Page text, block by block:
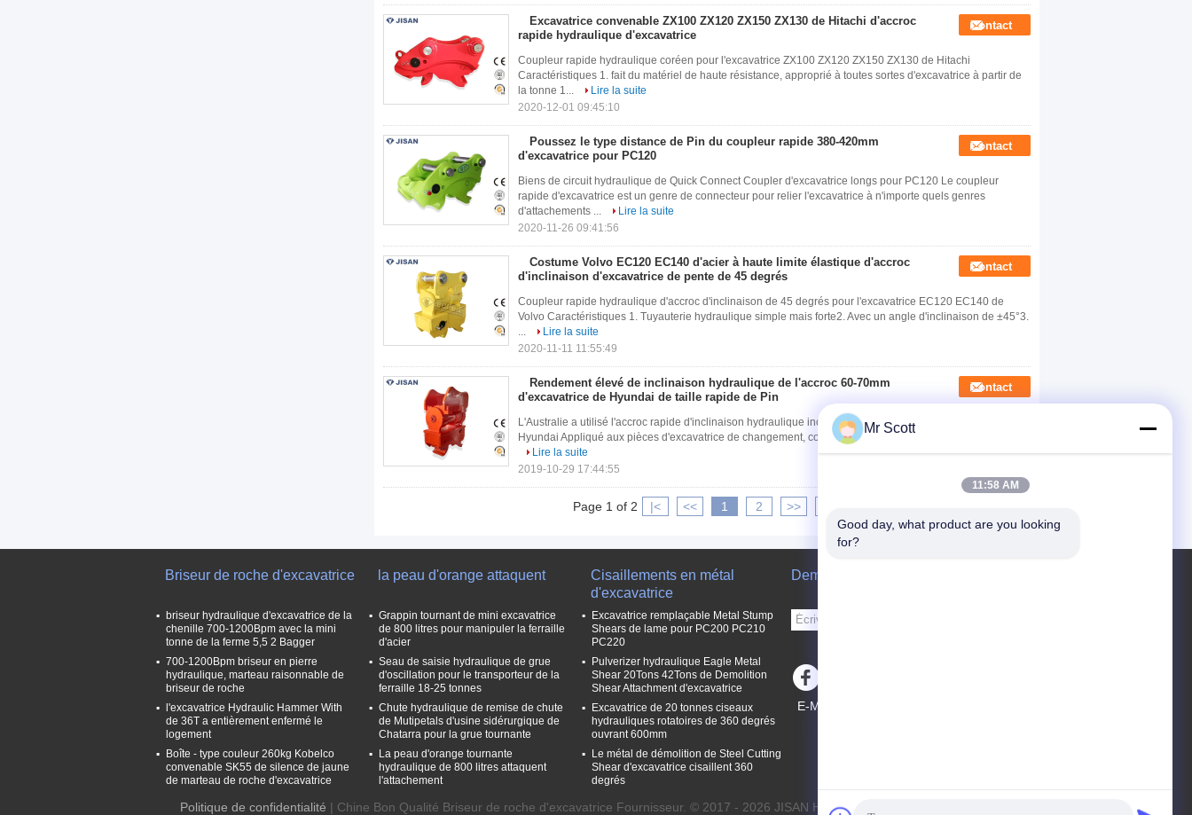
Excavatrice convenable ZX100 ZX120 ZX150 ZX130 de Hitachi d'accroc
rapide hydraulique d'excavatrice
Contact
Coupleur rapide hydraulique coréen pour l'excavatrice ZX100 ZX120 ZX150 ZX130 de Hitachi
Caractéristiques 1. fait du matériel de haute résistance, approprié à toutes sortes d'excavatrice à partir de
la tonne 1...
Lire la suite
2020-12-01 09:45:10
Poussez le type distance de Pin du coupleur rapide 380-420mm
d'excavatrice pour PC120
Contact
Biens de circuit hydraulique de Quick Connect Coupler d'excavatrice longs pour PC120 Le coupleur
rapide d'excavatrice est un genre de connecteur pour relier l'excavatrice à n'importe quels genres
d'attachements ...
Lire la suite
2020-11-26 09:41:56
Costume Volvo EC120 EC140 d'acier à haute limite élastique d'accroc
d'inclinaison d'excavatrice de pente de 45 degrés
Contact
Coupleur rapide hydraulique d'accroc d'inclinaison de 45 degrés pour l'excavatrice EC120 EC140 de
Volvo Caractéristiques 1. Tuyauterie hydraulique simple mais forte2. Avec un angle d'inclinaison de ±45°3.
...
Lire la suite
2020-11-11 11:55:49
Rendement élevé de inclinaison hydraulique de l'accroc 60-70mm
d'excavatrice de Hyundai de taille rapide de Pin
Contact
L'Australie a utilisé l'accroc rapide d'inclinaison hydraulique inclinant le coupleur pour l'excavatrice de
Hyundai Appliqué aux pièces d'excavatrice de changement, comme le ripper, le marteau hydraulique, ...
Lire la suite
2019-10-29 17:44:55
Page 1 of 2 |< << 1 2 >>
Briseur de roche d'excavatrice
briseur hydraulique d'excavatrice de la
chenille 700-1200Bpm avec la mini
tonne de la ferme 5,5 2 Bagger
700-1200Bpm briseur en pierre
hydraulique, marteau raisonnable de
briseur de roche
l'excavatrice Hydraulic Hammer With
de 36T a entièrement enfermé le
logement
Boîte - type couleur 260kg Kobelco
convenable SK55 de silence de jaune
de marteau de roche d'excavatrice
la peau d'orange attaquent
Grappin tournant de mini excavatrice
de 800 litres pour manipuler la ferraille
d'acier
Seau de saisie hydraulique de grue
d'oscillation pour le transporteur de la
ferraille 18-25 tonnes
Chute hydraulique de remise de chute
de Mutipetals d'usine sidérurgique de
Chatarra pour la grue tournante
La peau d'orange tournante
hydraulique de 800 litres attaquent
l'attachement
Cisaillements en métal
d'excavatrice
Excavatrice remplaçable Metal Stump
Shears de lame pour PC200 PC210
PC220
Pulverizer hydraulique Eagle Metal
Shear 20Tons 42Tons de Demolition
Shear Attachment d'excavatrice
Excavatrice de 20 tonnes ciseaux
hydrauliques rotatoires de 360 ​​degrés
ouvrant 600mm
Le métal de démolition de Steel Cutting
Shear d'excavatrice cisaillent 360
degrés
Demande de soumission
E-Mail
Politique de confidentialité | Chine Bon Qualité Briseur de roche d'excavatrice Fournisseur. © 2017 - 2026 JISAN HEAVY INDUSTRY LTD. All Rights
Mr Scott
11:58 AM
Good day, what product are you looking
for?